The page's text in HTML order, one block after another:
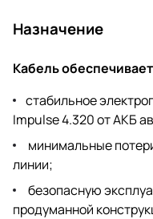
Назначение
Кабель
стабильное
Impulse 4.320 от АКБ
минимальные
линии;
безопасную
продуманной